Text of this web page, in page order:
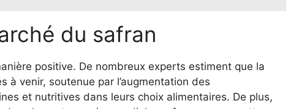
du safran
positive. De nombreux experts estiment que la
à venir, soutenue par l’augmentation des
et nutritives dans leurs choix alimentaires. De plus,